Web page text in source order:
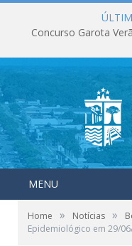
Concurso Garota
MENU
Home » Notícias »
Epidemiológico em 29/